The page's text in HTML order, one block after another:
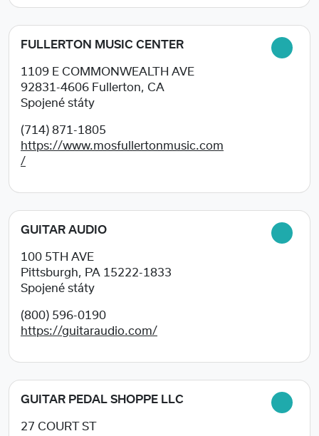
FULLERTON MUSIC CENTER
1109 E COMMONWEALTH AVE
92831-4606 Fullerton, CA
Spojené státy
(714) 871-1805
https://www.mosfullertonmusic.com
/
GUITAR AUDIO
100 5TH AVE
Pittsburgh, PA 15222-1833
Spojené státy
(800) 596-0190
https://guitaraudio.com/
GUITAR PEDAL SHOPPE LLC
27 COURT ST